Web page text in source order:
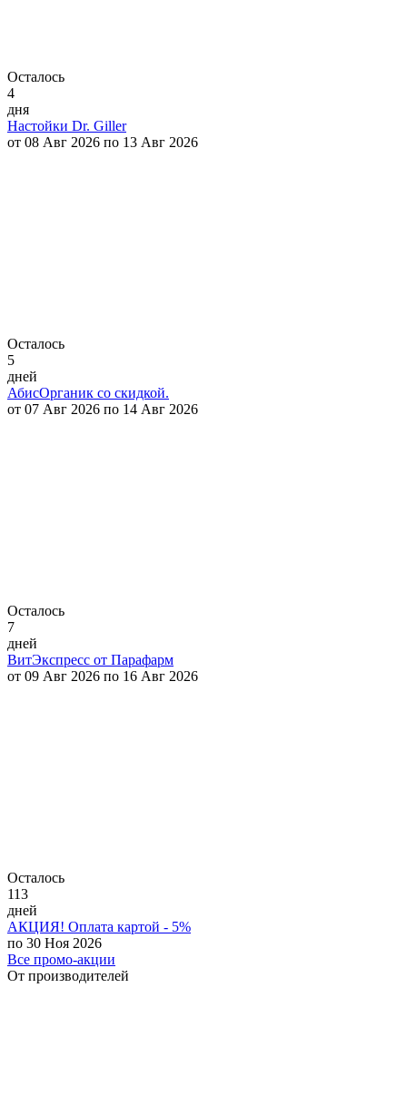
Осталось
4
дня
Настойки Dr. Giller
от 08 Авг 2026 по 13 Авг 2026
Осталось
5
дней
АбисОрганик со скидкой.
от 07 Авг 2026 по 14 Авг 2026
Осталось
7
дней
ВитЭкспресс от Парафарм
от 09 Авг 2026 по 16 Авг 2026
Осталось
113
дней
АКЦИЯ! Оплата картой - 5%
по 30 Ноя 2026
Все промо-акции
От производителей